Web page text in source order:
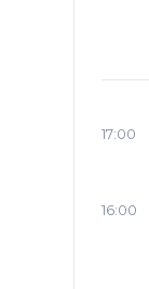
17:00
16:00